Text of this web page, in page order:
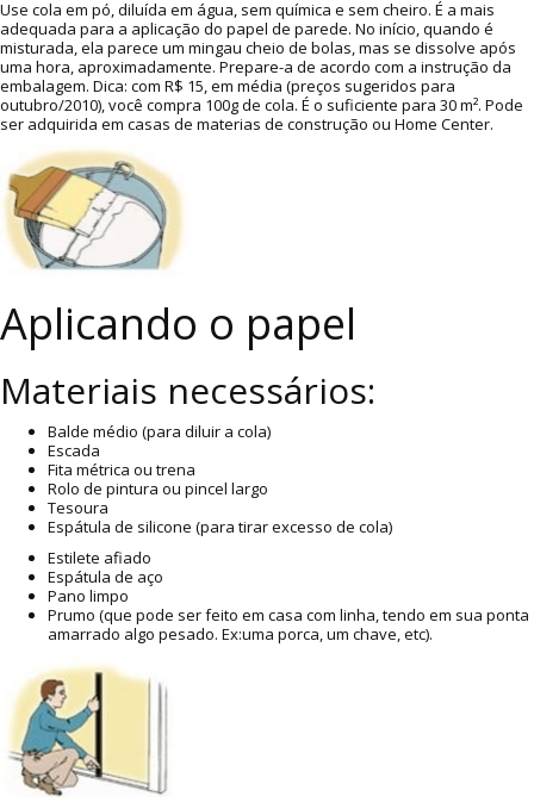
Use cola em pó, diluída em água, sem química e sem cheiro. É a mais
adequada para a aplicação do papel de parede. No início, quando é
misturada, ela parece um mingau cheio de bolas, mas se dissolve após
uma hora, aproximadamente. Prepare-a de acordo com a instrução da
embalagem. Dica: com R$ 15, em média (preços sugeridos para
outubro/2010), você compra 100g de cola. É o suficiente para 30 m². Pode
ser adquirida em casas de materias de construção ou Home Center.
Aplicando o papel
Materiais necessários:
Balde médio (para diluir a cola)
Escada
Fita métrica ou trena
Rolo de pintura ou pincel largo
Tesoura
Espátula de silicone (para tirar excesso de cola)
Estilete afiado
Espátula de aço
Pano limpo
Prumo (que pode ser feito em casa com linha, tendo em sua ponta
amarrado algo pesado. Ex:uma porca, um chave, etc).